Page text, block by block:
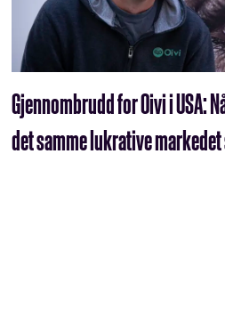
Gjennombrudd for Oivi i USA:
det samme lukrative